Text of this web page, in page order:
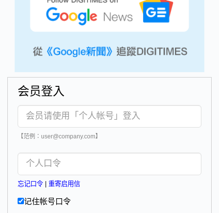
会员登入
【范例：user@company.com】
忘记口令 重寄启用信
记住帐号口令